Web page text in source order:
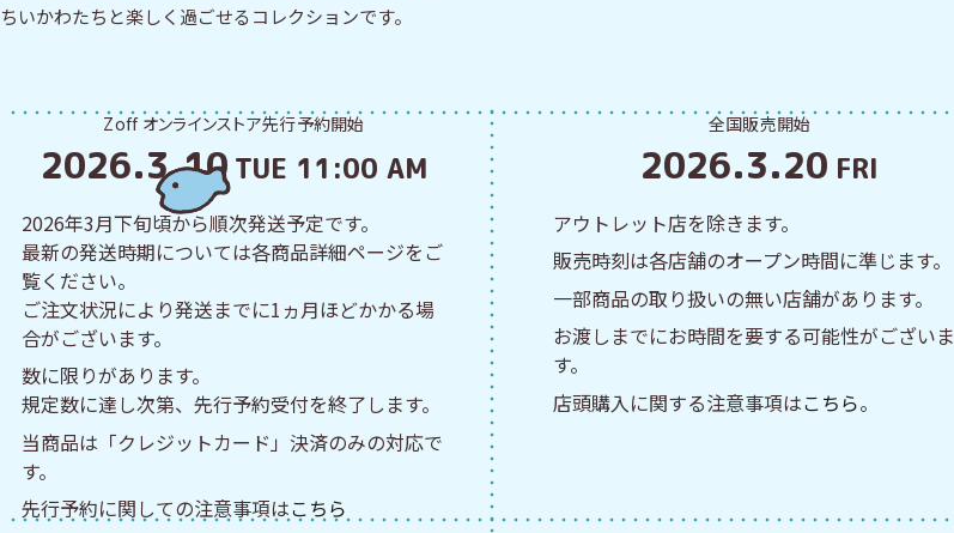
ちいかわたちと楽しく過ごせるコレクションです。
Zoff オンラインストア先行予約開始
2026.3.10 TUE 11:00 AM
2026年3月下旬頃から順次発送予定です。
最新の発送時期については各商品詳細ページをご
覧ください。
ご注文状況により発送までに1ヵ月ほどかかる場
合がございます。
数に限りがあります。
規定数に達し次第、先行予約受付を終了します。
当商品は「クレジットカード」決済のみの対応で
す。
先行予約に関しての注意事項はこちら
全国販売開始
2026.3.20 FRI
アウトレット店を除きます。
販売時刻は各店舗のオープン時間に準じます。
一部商品の取り扱いの無い店舗があります。
お渡しまでにお時間を要する可能性がございま
す。
店頭購入に関する注意事項はこちら。